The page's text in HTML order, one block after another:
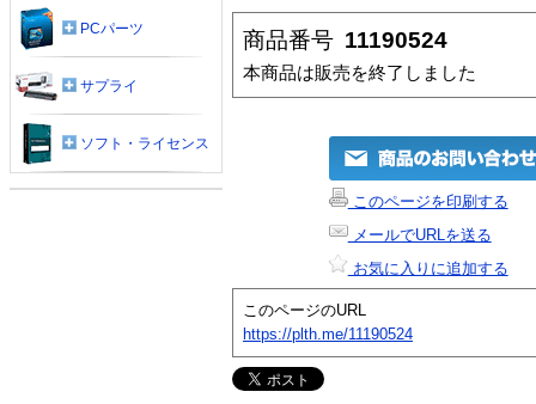
商品番号 11190524
本商品は販売を終了しました
このページを印刷する
メールでURLを送る
お気に入りに追加する
このページのURL
https://plth.me/11190524
PCパーツ
サプライ
ソフト・ライセンス